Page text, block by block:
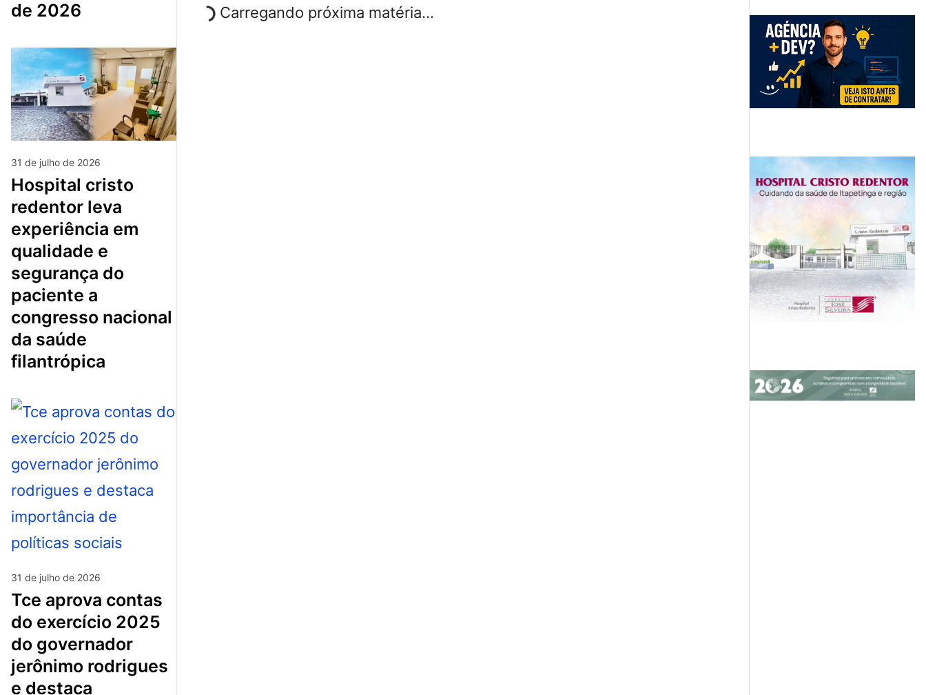
de 2026
31 de julho de 2026
hospital cristo
redentor leva
experiência em
qualidade e
segurança do
paciente a
congresso nacional
da saúde
filantrópica
31 de julho de 2026
tce aprova contas
do exercício 2025
do governador
jerônimo rodrigues
e destaca
Carregando próxima matéria...